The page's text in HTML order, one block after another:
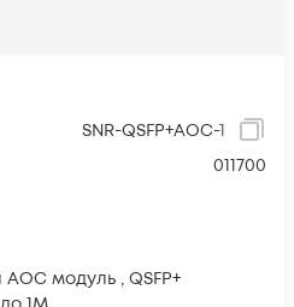
SNR-QSFP+AOC-1
011700
модуль , QSFP+